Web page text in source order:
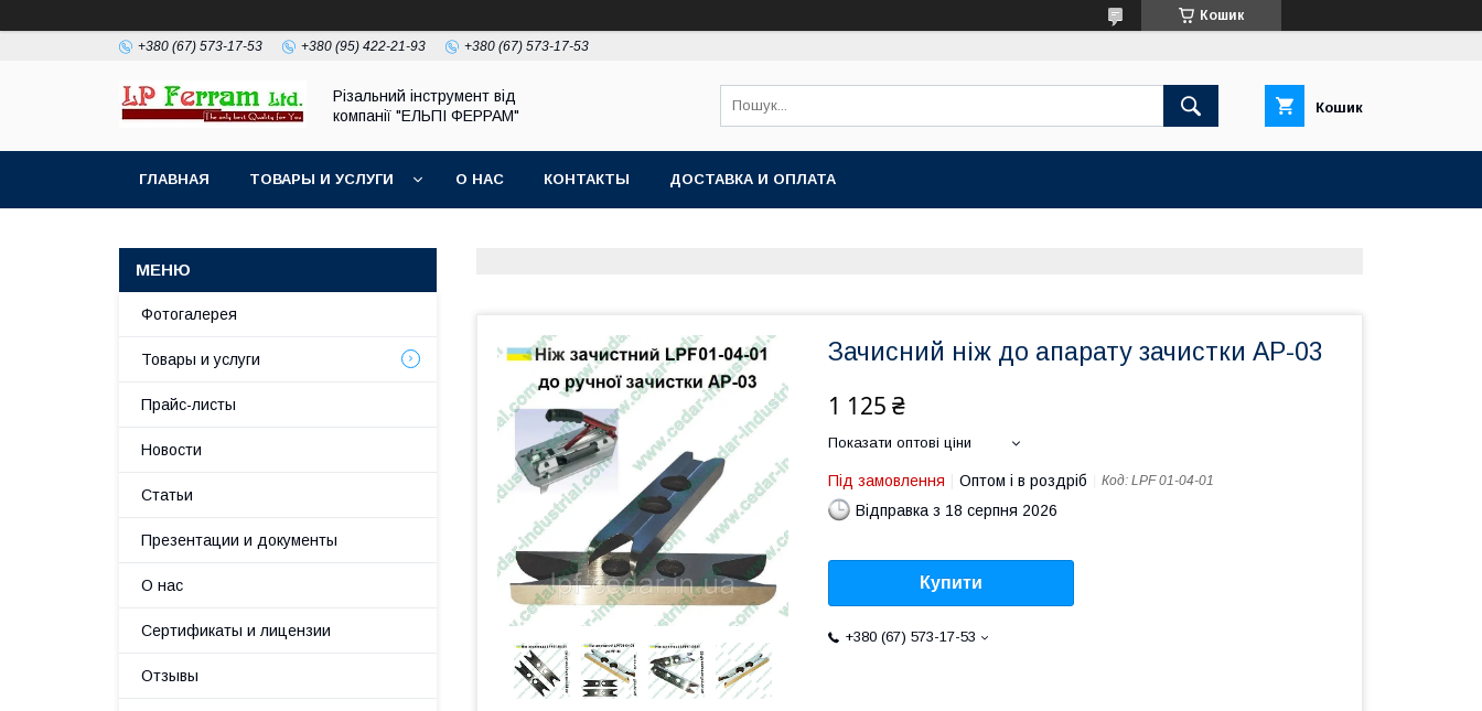
Кошик
+380 (67) 573-17-53 +380 (95) 422-21-93 +380 (67) 573-17-53
Різальний інструмент від
компанії "ЕЛЬПІ ФЕРРАМ"
Кошик
ГЛАВНАЯ ТОВАРЫ И УСЛУГИ О НАС КОНТАКТЫ ДОСТАВКА И ОПЛАТА
Зачисний ніж до апарату зачистки АР-03
1 125 ₴
Показати оптові ціни
Під замовлення Оптом і в роздріб Код: LPF 01-04-01
Відправка з 18 серпня 2026
Купити
+380 (67) 573-17-53
Фотогалерея
Товары и услуги
Прайс-листы
Новости
Статьи
Презентации и документы
О нас
Сертификаты и лицензии
Отзывы